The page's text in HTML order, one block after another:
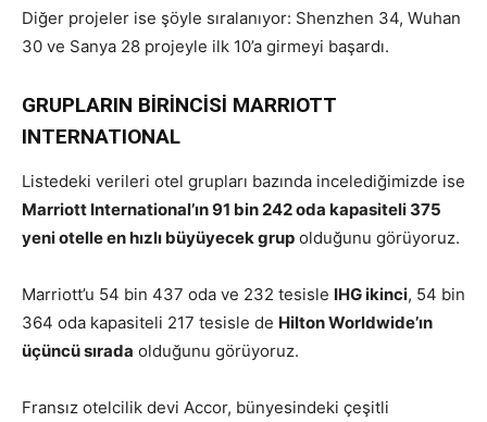
Diğer projeler ise şöyle sıralanıyor: Shenzhen 34, Wuhan
30 ve Sanya 28 projeyle ilk 10’a girmeyi başardı.
GRUPLARIN BİRİNCİSİ MARRIOTT
INTERNATIONAL
Listedeki verileri otel grupları bazında incelediğimizde ise
Marriott International’ın 91 bin 242 oda kapasiteli 375
yeni otelle en hızlı büyüyecek grup olduğunu görüyoruz.
Marriott’u 54 bin 437 oda ve 232 tesisle IHG ikinci, 54 bin
364 oda kapasiteli 217 tesisle de Hilton Worldwide’ın
üçüncü sırada olduğunu görüyoruz.
Fransız otelcilik devi Accor, bünyesindeki çeşitli